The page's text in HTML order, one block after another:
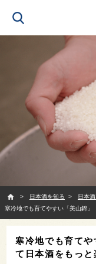
日本酒を知る
日本
寒冷地でも育てやすい「美山錦」
寒冷地でも育て
て日本酒をもっと